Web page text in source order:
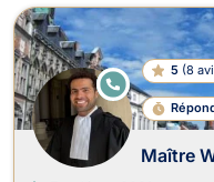
5 (8
E
N
LI
G
N
E
Maître